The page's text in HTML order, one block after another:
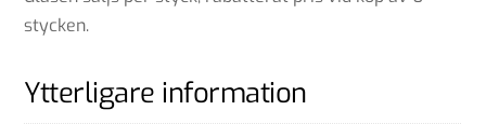
stycken.
Ytterligare information